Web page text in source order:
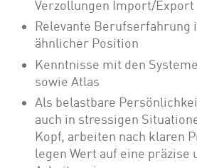
Verzollungen Import/Export
Relevante Berufserfahrung
ähnlicher Position
Kenntnisse mit den
sowie Atlas
Als belastbare
auch in stressigen
Kopf, arbeiten nach klaren
legen Wert auf eine präzise